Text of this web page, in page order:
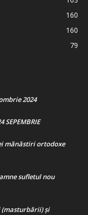
160
160
79
2024
SEPEMBRIE
mănăstiri ortodoxe
sufletul nou
(masturbării) şi